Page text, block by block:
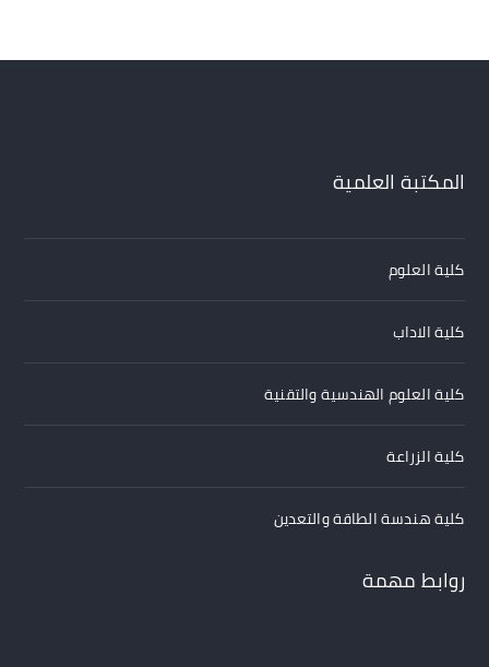
المكتبة العلمية
كلية العلوم
كلية الاداب
كلية العلوم الهندسية والتقنية
كلية الزراعة
كلية هندسة الطاقة والتعدين
روابط مهمة